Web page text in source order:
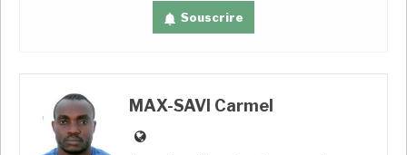
A l’initiative de David Cudjoe Amekudzi, une
délégation de La Principauté des Baobabs s’est
Souscrire
MAX-SAVI Carmel